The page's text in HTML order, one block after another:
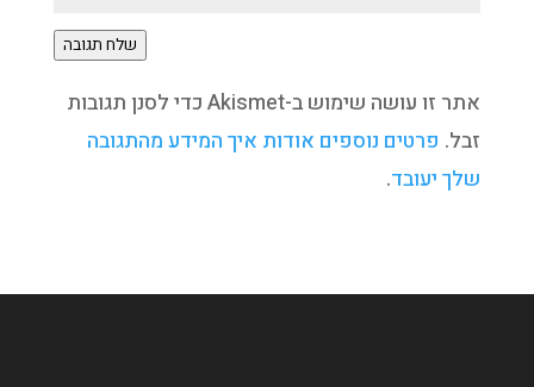
שלח תגובה
אתר זו עושה שימוש ב-Akismet כדי לסנן תגובות
זבל. פרטים נוספים אודות איך המידע מהתגובה
שלך יעובד.